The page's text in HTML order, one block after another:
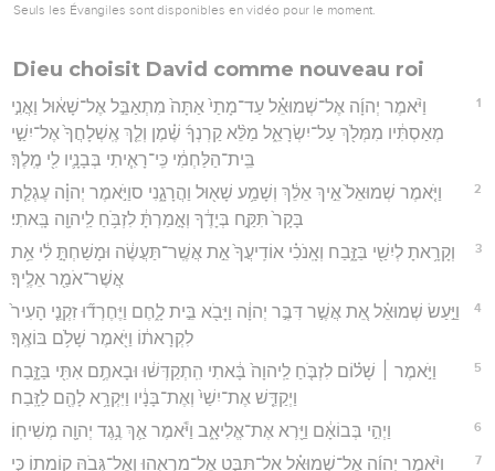
Seuls les Évangiles sont disponibles en vidéo pour le moment.
Dieu choisit David comme nouveau roi
1
וַיֹּ֨אמֶר יְהוָ֜ה אֶל־שְׁמוּאֵ֗ל עַד־מָתַי֙ אַתָּה֙ מִתְאַבֵּ֣ל אֶל־שָׁא֔וּל וַאֲנִ֣י
מְאַסְתִּ֔יו מִמְּלֹ֖ךְ עַל־יִשְׂרָאֵ֑ל מַלֵּ֨א קַרְנְךָ֜ שֶׁ֗מֶן וְלֵ֤ךְ אֶֽשְׁלָחֲךָ֙ אֶל־יִשַׁ֣י
בֵּֽית־הַלַּחְמִ֔י כִּֽי־רָאִ֧יתִי בְּבָנָ֛יו לִ֖י מֶֽלֶךְ׃
2
וַיֹּ֤אמֶר שְׁמוּאֵל֙ אֵ֣יךְ אֵלֵ֔ךְ וְשָׁמַ֥ע שָׁא֖וּל וַהֲרָגָ֑נִי סוַיֹּ֣אמֶר יְהוָ֗ה עֶגְלַ֤ת
בָּקָר֙ תִּקַּ֣ח בְּיָדֶ֔ךָ וְאָ֣מַרְתָּ֔ לִזְבֹּ֥חַ לַֽיהוָ֖ה בָּֽאתִי׃
3
וְקָרָ֥אתָ לְיִשַׁ֖י בַּזָּ֑בַח וְאָֽנֹכִ֗י אוֹדִֽיעֲךָ֙ אֵ֣ת אֲשֶֽׁר־תַּעֲשֶׂ֔ה וּמָשַׁחְתָּ֣ לִ֔י אֵ֥ת
אֲשֶׁר־אֹמַ֖ר אֵלֶֽיךָ׃
4
וַיַּ֣עַשׂ שְׁמוּאֵ֗ל אֵ֚ת אֲשֶׁ֣ר דִּבֶּ֣ר יְהוָ֔ה וַיָּבֹ֖א בֵּ֣ית לָ֑חֶם וַיֶּחֶרְד֞וּ זִקְנֵ֤י הָעִיר֙
לִקְרָאת֔וֹ וַיֹּ֖אמֶר שָׁלֹ֥ם בּוֹאֶֽךָ׃
5
וַיֹּ֣אמֶר ׀ שָׁל֗וֹם לִזְבֹּ֤חַ לַֽיהוָה֙ בָּ֔אתִי הִֽתְקַדְּשׁ֔וּ וּבָאתֶ֥ם אִתִּ֖י בַּזָּ֑בַח
וַיְקַדֵּ֤שׁ אֶת־יִשַׁי֙ וְאֶת־בָּנָ֔יו וַיִּקְרָ֥א לָהֶ֖ם לַזָּֽבַח׃
6 וַיְהִ֣י בְּבוֹאָ֔ם וַיַּ֖רְא אֶת־אֱלִיאָ֑ב וַיֹּ֕אמֶר אַ֛ךְ נֶ֥גֶד יְהוָ֖ה מְשִׁיחֽוֹ׃
7
וַיֹּ֨אמֶר יְהוָ֜ה אֶל־שְׁמוּאֵ֗ל אַל־תַּבֵּ֧ט אֶל־מַרְאֵ֛הוּ וְאֶל־גְּבֹ֥הַּ קוֹמָת֖וֹ כִּ֣י